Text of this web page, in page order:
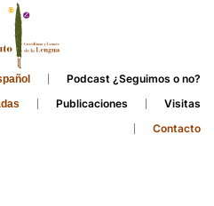
Podcast ¿Seguimos o no?
Visitas Contacto